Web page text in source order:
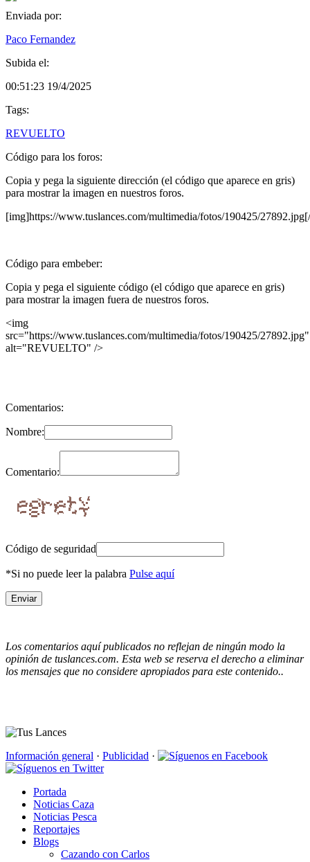
Enviada por:
Paco Fernandez
Subida el:
00:51:23 19/4/2025
Tags:
REVUELTO
Código para los foros:
Copia y pega la siguiente dirección (el código que aparece en gris)
para mostrar la imagen en nuestros foros.
[img]https://www.tuslances.com/multimedia/fotos/190425/
Código para embeber:
Copia y pega el siguiente código (el código que aparece en gris)
para mostrar la imagen fuera de nuestros foros.
<img
src="https://www.tuslances.com/multimedia/fotos/190425/27892.jpg"
alt="REVUELTO" />
Comentarios:
Nombre:
Comentario:
Código de seguridad
*Si no puede leer la palabra Pulse aquí
Los comentarios aquí publicados no reflejan de ningún modo la
opinión de tuslances.com. Esta web se reserva el derecho a eliminar
los mensajes que no considere apropiados para este contenido..
Información general · Publicidad ·
Portada
Noticias Caza
Noticias Pesca
Reportajes
Blogs
Cazando con Carlos